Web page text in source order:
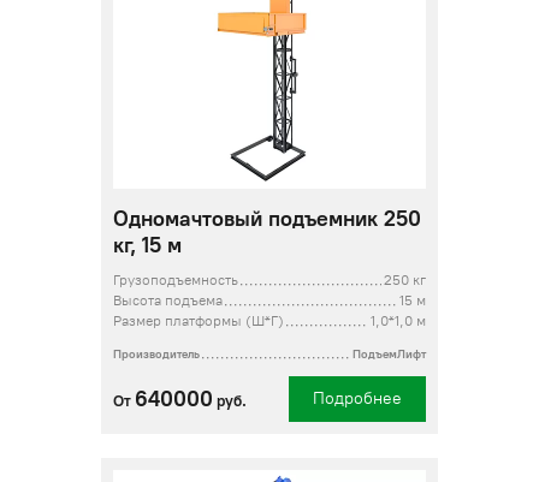
Одномачтовый подъемник 250
кг, 15 м
Грузоподъемность
250 кг
Высота подъема
15 м
Размер платформы (Ш*Г)
1,0*1,0 м
Производитель ПодъемЛифт
От 640000 руб. Подробнее